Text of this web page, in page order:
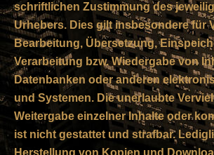
schriftlichen Zustimmung des
Urhebers. Dies gilt insbesondere für
Bearbeitung, Übersetzung,
Verarbeitung bzw. Wiedergabe von
Datenbanken oder anderen
und Systemen. Die unerlaubte
Weitergabe einzelner Inhalte oder
ist nicht gestattet und strafbar.